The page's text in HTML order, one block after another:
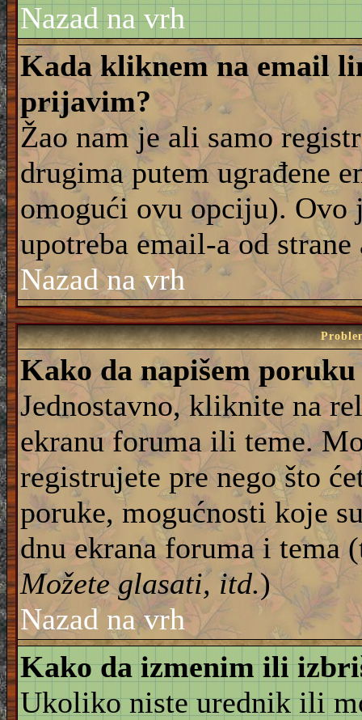
Nazad na vrh
Kada kliknem na email
prijavim?
Žao nam je ali samo
drugima putem ugrađene
omogući ovu opciju). Ovo
upotreba email-a od
Nazad na vrh
Kako da napišem
Jednostavno, kliknite na
ekranu foruma ili teme.
registrujete pre nego što
poruke, mogućnosti koje
dnu ekrana foruma i tema
Možete glasati, itd.)
Nazad na vrh
Kako da izmenim ili
Ukoliko niste urednik ili